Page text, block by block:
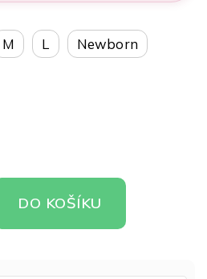
M L Newborn
DO KOŠÍKU